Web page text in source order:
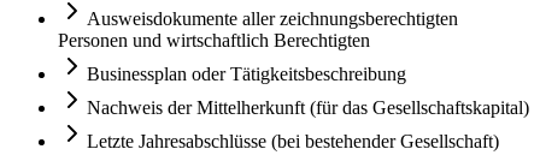
Ausweisdokumente aller zeichnungsberechtigten
Personen und wirtschaftlich Berechtigten
Businessplan oder Tätigkeitsbeschreibung
Nachweis der Mittelherkunft (für das Gesellschaftskapital)
Letzte Jahresabschlüsse (bei bestehender Gesellschaft)